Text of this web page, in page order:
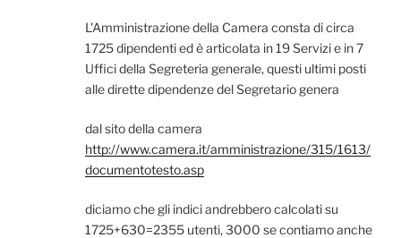
L'Amministrazione della Camera consta di circa
1725 dipendenti ed è articolata in 19 Servizi e in 7
Uffici della Segreteria generale, questi ultimi posti
alle dirette dipendenze del Segretario genera
dal sito della camera
http://www.camera.it/amministrazione/315/1613/
documentotesto.asp
diciamo che gli indici andrebbero calcolati su
1725+630=2355 utenti, 3000 se contiamo anche